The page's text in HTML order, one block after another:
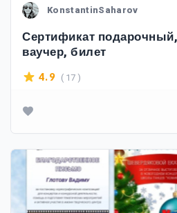
KonstantinSaharov
Сертификат
ваучер, билет
4.9 ( 17 )